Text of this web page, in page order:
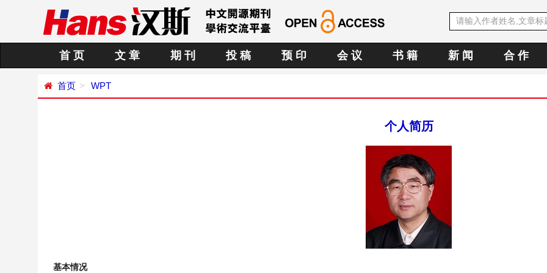
首 页 文 章 期 刊 投 稿 预 印 会 议 书 籍 新 闻 合 作
首页 WPT
个人简历
基本情况